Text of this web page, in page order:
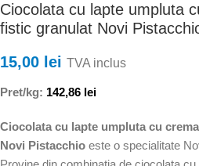
Ciocolata cu lapte umpluta
fistic granulat Novi
15,00 lei TVA inclus
Pret/kg: 142,86 lei
Ciocolata cu lapte umpluta cu
Novi Pistacchio este o specialitate